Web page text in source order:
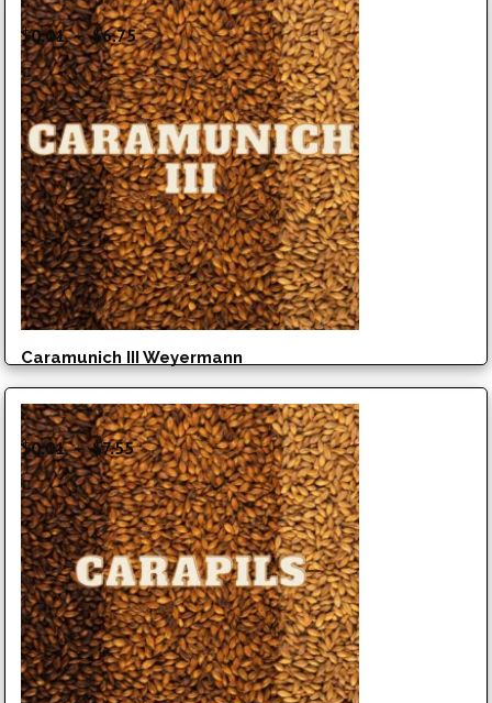
$0.01 – $6.75Plage
de
prix :
$0.01
à
$6.75
Caramunich III Weyermann
$0.01 – $7.55Plage
de
prix :
$0.01
à
$7.55